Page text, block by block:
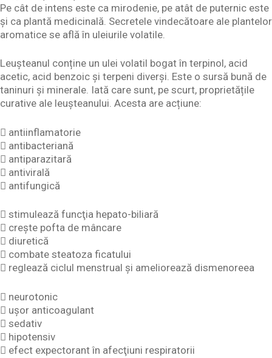
Pe cât de intens este ca mirodenie, pe atât de puternic este
și ca plantă medicinală. Secretele vindecătoare ale plantelor
aromatice se află în uleiurile volatile.
Leușteanul conține un ulei volatil bogat în terpinol, acid
acetic, acid benzoic și terpeni diverși. Este o sursă bună de
taninuri și minerale. Iată care sunt, pe scurt, proprietățile
curative ale leușteanului. Acesta are acțiune:
 antiinflamatorie
 antibacteriană
 antiparazitară
 antivirală
 antifungică
 stimulează funcţia hepato-biliară
 creşte pofta de mâncare
 diuretică
 combate steatoza ficatului
 reglează ciclul menstrual şi ameliorează dismenoreea
 neurotonic
 uşor anticoagulant
 sedativ
 hipotensiv
 efect expectorant în afecţiuni respiratorii